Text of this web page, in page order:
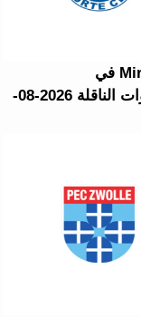
موعد مباراة Cruzeiro EC ضد Mirassol FC في
Campeonato Brasileiro Série A والقنوات الناقلة 2026-08-